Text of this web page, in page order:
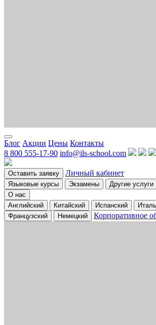
Блог Акции Цены Контакты
8 800 555-17-90 info@ils-school.com
Оставить заявку Личный кабинет
Языковые курсы Экзамены Другие услуги
О нас
Английский
Китайский Испанский
Французский
Немецкий Корпоративное